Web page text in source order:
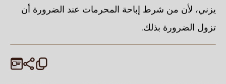
يزني، لأن من شرط إباحة المحرمات عند الضرورة أن
تزول الضرورة بذلك.